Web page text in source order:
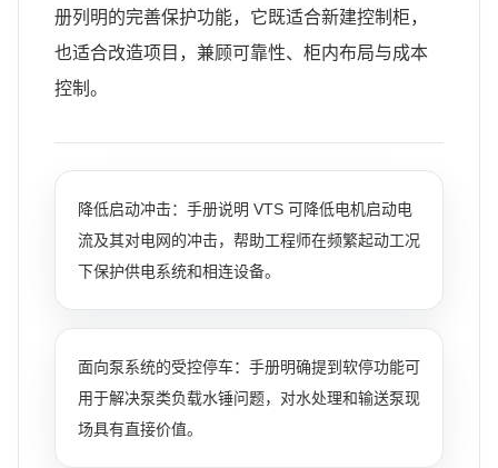
册列明的完善保护功能，它既适合新建控制柜，
也适合改造项目，兼顾可靠性、柜内布局与成本
控制。
降低启动冲击：手册说明 VTS 可降低电机启动电
流及其对电网的冲击，帮助工程师在频繁起动工况
下保护供电系统和相连设备。
面向泵系统的受控停车：手册明确提到软停功能可
用于解决泵类负载水锤问题，对水处理和输送泵现
场具有直接价值。